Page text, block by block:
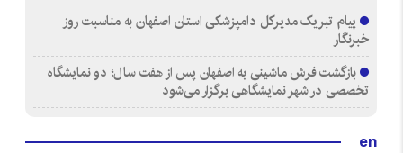
پیام تبریک مدیرکل دامپزشکی استان اصفهان به مناسبت روز
خبرنگار
بازگشت فرش ماشینی به اصفهان پس از هفت سال؛ دو نمایشگاه
تخصصی در شهر نمایشگاهی برگزار می‌شود
en